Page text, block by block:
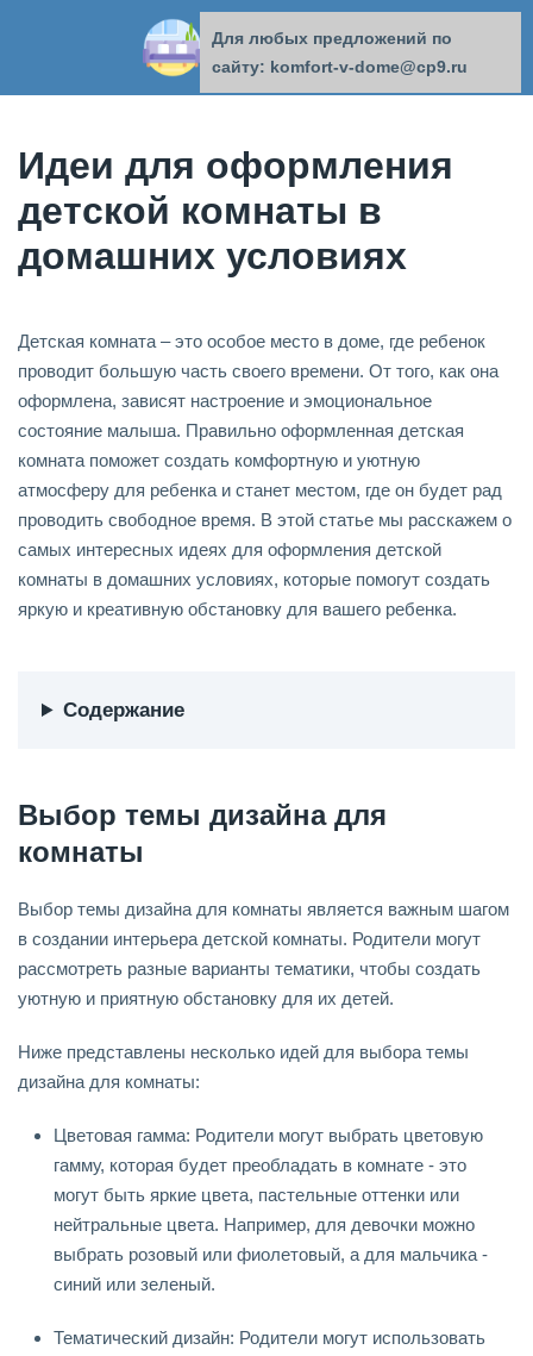
КОМФОРТ В ДОМЕ
Идеи для оформления
детской комнаты в
домашних условиях
Детская комната – это особое место в доме, где ребенок
проводит большую часть своего времени. От того, как она
оформлена, зависят настроение и эмоциональное
состояние малыша. Правильно оформленная детская
комната поможет создать комфортную и уютную
атмосферу для ребенка и станет местом, где он будет рад
проводить свободное время. В этой статье мы расскажем о
самых интересных идеях для оформления детской
комнаты в домашних условиях, которые помогут создать
яркую и креативную обстановку для вашего ребенка.
Содержание
Выбор темы дизайна для
комнаты
Выбор темы дизайна для комнаты является важным шагом
в создании интерьера детской комнаты. Родители могут
рассмотреть разные варианты тематики, чтобы создать
уютную и приятную обстановку для их детей.
Ниже представлены несколько идей для выбора темы
дизайна для комнаты:
Цветовая гамма: Родители могут выбрать цветовую
гамму, которая будет преобладать в комнате - это
могут быть яркие цвета, пастельные оттенки или
нейтральные цвета. Например, для девочки можно
выбрать розовый или фиолетовый, а для мальчика -
синий или зеленый.
Тематический дизайн: Родители могут использовать
Для любых предложений по
сайту: komfort-v-dome@cp9.ru